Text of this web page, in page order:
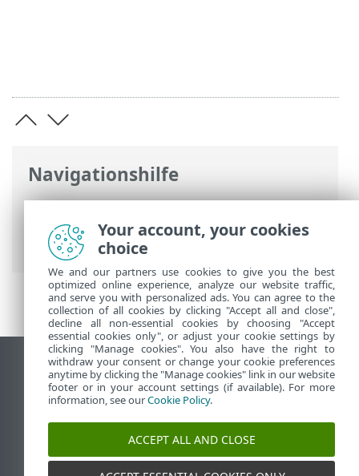
Navigationshilfe
ESET Online-Hilfe>ESET Mail Security>
Arbeiten mit ESET Mail Security >
Assistent für Microsoft 365-Postfach-Scan
Desktop-Site anzeigen
End of Life
ESET Knowledgebase
ESET-Forum
ESET Status Portal
Regionaler Support
Your account, your cookies
choice
We and our partners use cookies to give you the best
optimized online experience, analyze our website traffic,
and serve you with personalized ads. You can agree to the
collection of all cookies by clicking "Accept all and close",
decline all non-essential cookies by choosing "Accept
essential cookies only", or adjust your cookie settings by
clicking "Manage cookies". You also have the right to
withdraw your consent or change your cookie preferences
anytime by clicking the "Manage cookies" link in our website
footer or in your account settings (if available). For more
information, see ourCookie Policy.
ACCEPT ALL AND CLOSE